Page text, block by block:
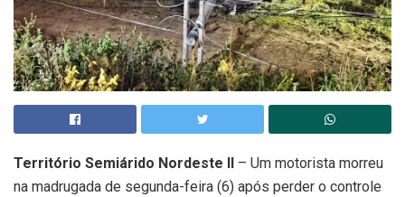
Território Semiárido Nordeste II
– Um motorista morreu
na madrugada de segunda-feira (6) após perder o controle